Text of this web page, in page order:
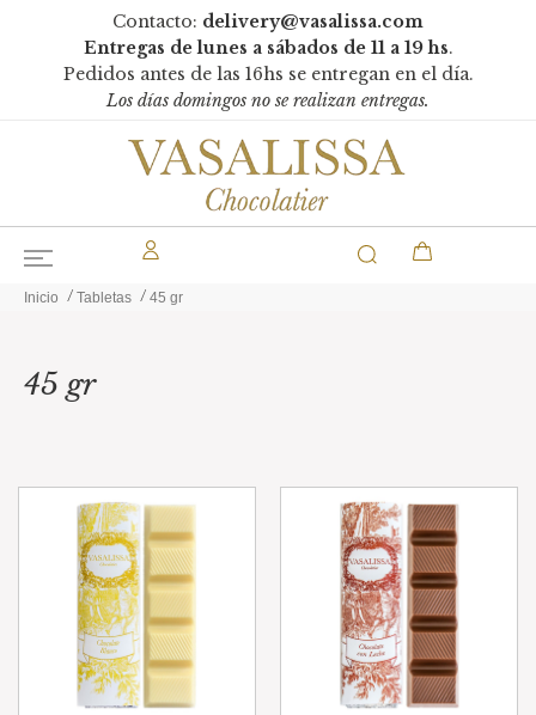
Contacto: delivery@vasalissa.com
Entregas de lunes a sábados de 11 a 19 hs.
Pedidos antes de las 16hs se entregan en el día.
Los días domingos no se realizan entregas.
Inicio Tabletas 45 gr
45 gr